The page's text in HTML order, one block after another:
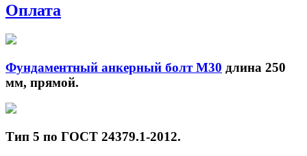
Оплата
Фундаментный анкерный болт М30 длина 250
мм, прямой.
Тип 5 по ГОСТ 24379.1-2012.